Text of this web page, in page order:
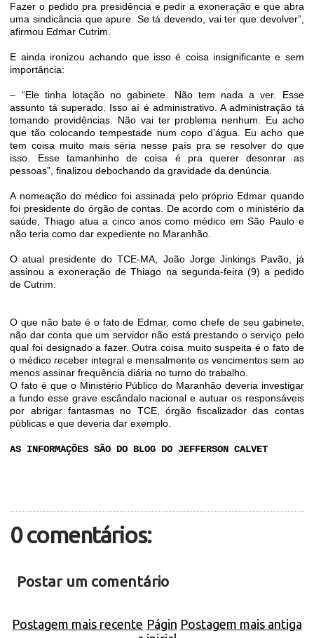
Fazer o pedido pra presidência e pedir a exoneração e que abra
uma sindicância que apure. Se tá devendo, vai ter que devolver”,
afirmou Edmar Cutrim.
E ainda ironizou achando que isso é coisa insignificante e sem
importância:
– “Ele tinha lotação no gabinete. Não tem nada a ver. Esse
assunto tá superado. Isso aí é administrativo. A administração tá
tomando providências. Não vai ter problema nenhum. Eu acho
que tão colocando tempestade num copo d’água. Eu acho que
tem coisa muito mais séria nesse país pra se resolver do que
isso. Esse tamanhinho de coisa é pra querer desonrar as
pessoas”, finalizou debochando da gravidade da denúncia.
A nomeação do médico foi assinada pelo próprio Edmar quando
foi presidente do órgão de contas. De acordo com o ministério da
saúde, Thiago atua a cinco anos como médico em São Paulo e
não teria como dar expediente no Maranhão.
O atual presidente do TCE-MA, João Jorge Jinkings Pavão, já
assinou a exoneração de Thiago na segunda-feira (9) a pedido
de Cutrim.
O que não bate é o fato de Edmar, como chefe de seu gabinete,
não dar conta que um servidor não está prestando o serviço pelo
qual foi designado a fazer. Outra coisa muito suspeita é o fato de
o médico receber integral e mensalmente os vencimentos sem ao
menos assinar frequência diária no turno do trabalho.
O fato é que o Ministério Público do Maranhão deveria investigar
a fundo esse grave escândalo nacional e autuar os responsáveis
por abrigar fantasmas no TCE, órgão fiscalizador das contas
públicas e que deveria dar exemplo.
AS INFORMAÇÕES SÃO DO BLOG DO JEFFERSON CALVET
0 comentários:
Postar um comentário
Postagem mais recente Postagem mais antiga
Págin